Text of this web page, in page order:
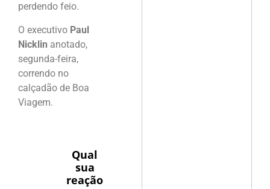
perdendo feio.
O executivo Paul
Nicklin anotado,
segunda-feira,
correndo no
calçadão de Boa
Viagem.
Qual
sua
reação